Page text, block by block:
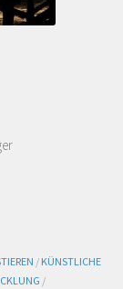
/ KÜNSTLICHE
/